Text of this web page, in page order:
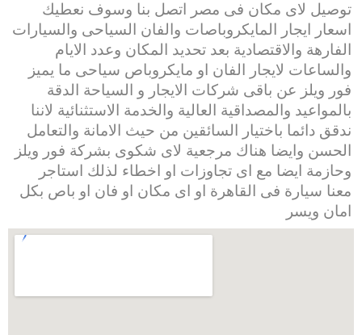
توصيل لاى مكان فى مصر اتصل بنا وسوف نعطيك
اسعار ايجار المايكروباصات والفان السياحى والسيارات
الفارهة والاقتصادية بعد تحديد المكان وعدد الايام
والساعات لايجار الفان او مايكروباص سياحى ما يميز
فور ويلز عن باقى شركات الايجار و السياحة الدقة
بالمواعيد والمصداقية العالية والخدمة الاستثنائية لاننا
ندقق دائما باختيار السائقين من حيث الامانة والتعامل
الحسن وايضا هناك مرجعية لاى شكوى بشركة فور ويلز
وحازمة ايضا مع اى تجاوزات او اخطاء لذلك استاجر
معنا سيارة فى القاهرة او اى مكان او فان او باص بكل
امان ويسر